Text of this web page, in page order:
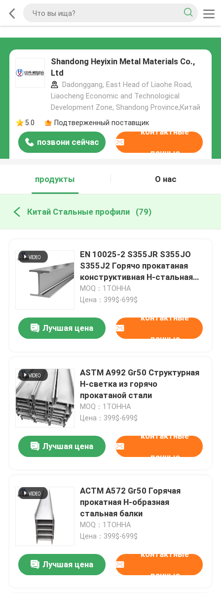
Shandong Heyixin Metal Materials Co.,
Ltd
Dadonggang, East Head of Liaohe Road,
Liaocheng Economic and Technological
Development Zone, Shandong Province,Китай
5.0
Подтверженный поставщик
позвони сейчас
контактные
данные
продукты О нас
Китай Стальные профили (79)
EN 10025-2 S355JR S355JO
S355J2 Горячо прокатаная
конструктивная H-стальная
балки
MOQ：1ТОННА
Цена：399$-699$
Лучшая цена
контактные
данные
ASTM A992 Gr50 Структурная
H-светка из горячо
прокатаной стали
MOQ：1ТОННА
Цена：399$-699$
Лучшая цена
контактные
данные
АСТМ A572 Gr50 Горячая
прокатная H-образная
стальная балки
MOQ：1ТОННА
Цена：399$-699$
Лучшая цена
контактные
данные